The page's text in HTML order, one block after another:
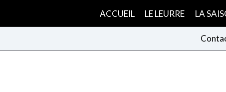
ACCUEIL LE LEURRE LA